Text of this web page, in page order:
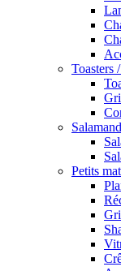
Toasters
Petits